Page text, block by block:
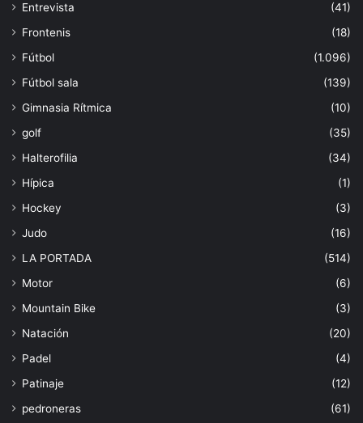
Entrevista
(41)
Frontenis
(18)
Fútbol
(1.096)
Fútbol sala
(139)
Gimnasia Rítmica
(10)
golf
(35)
Halterofilia
(34)
Hípica
(1)
Hockey
(3)
Judo
(16)
LA PORTADA
(514)
Motor
(6)
Mountain Bike
(3)
Natación
(20)
Padel
(4)
Patinaje
(12)
pedroneras
(61)